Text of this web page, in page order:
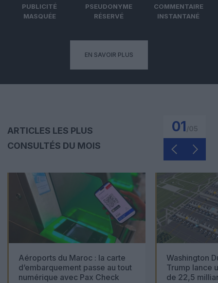
PUBLICITÉ
MASQUÉE
PSEUDONYME
RÉSERVÉ
COMMENTAIRE
INSTANTANÉ
EN SAVOIR PLUS
ARTICLES LES PLUS
CONSULTÉS DU MOIS
01
Aéroports du Maroc : la carte
d’embarquement passe au tout
numérique avec Pax Check
Washington
Trump lance
de 22,5